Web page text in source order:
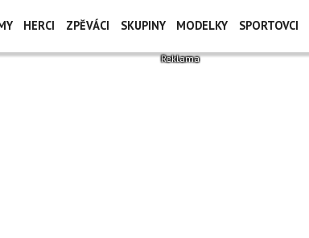
HERCI ZPĚVÁCI SKUPINY MODELKY SPORTOVCI